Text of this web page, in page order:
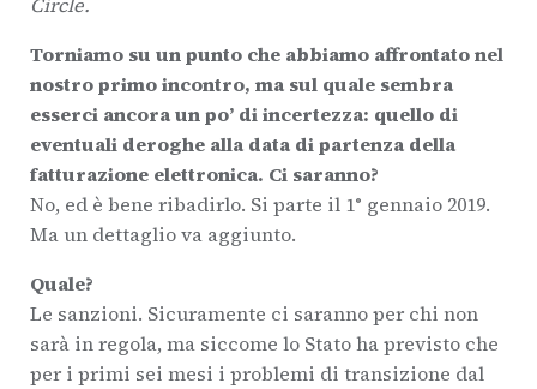
Torniamo su un punto che abbiamo affrontato nel
nostro primo incontro, ma sul quale sembra
esserci ancora un po’ di incertezza: quello di
eventuali deroghe alla data di partenza della
fatturazione elettronica. Ci saranno?
No, ed è bene ribadirlo. Si parte il 1° gennaio 2019.
Ma un dettaglio va aggiunto.
Quale?
Le sanzioni. Sicuramente ci saranno per chi non
sarà in regola, ma siccome lo Stato ha previsto che
per i primi sei mesi i problemi di transizione dal